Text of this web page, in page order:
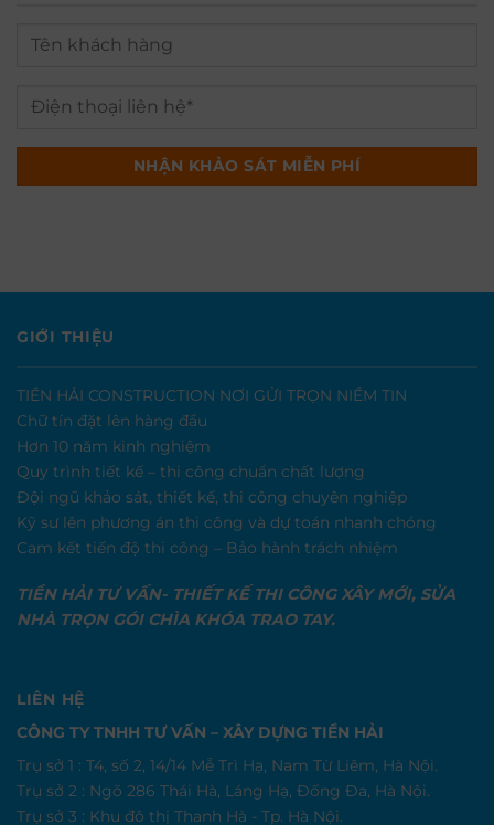
GIỚI THIỆU
TIỀN HẢI CONSTRUCTION NƠI GỬI TRỌN NIỀM TIN
Chữ tín đặt lên hàng đầu
Hơn 10 năm kinh nghiệm
Quy trình tiết kế – thi công chuẩn chất lượng
Đội ngũ khảo sát, thiết kế, thi công chuyên nghiệp
Kỹ sư lên phương án thi công và dự toán nhanh chóng
Cam kết tiến độ thi công – Bảo hành trách nhiệm
TIỀN HẢI TƯ VẤN- THIẾT KẾ THI CÔNG XÂY MỚI, SỬA
NHÀ TRỌN GÓI CHÌA KHÓA TRAO TAY.
LIÊN HỆ
CÔNG TY TNHH TƯ VẤN – XÂY DỰNG TIỀN HẢI
Trụ sở 1 : T4, số 2, 14/14 Mễ Trì Hạ, Nam Từ Liêm, Hà Nội.
Trụ sở 2 : Ngõ 286 Thái Hà, Láng Hạ, Đống Đa, Hà Nội.
Trụ sở 3 : Khu đô thị Thanh Hà - Tp. Hà Nội.